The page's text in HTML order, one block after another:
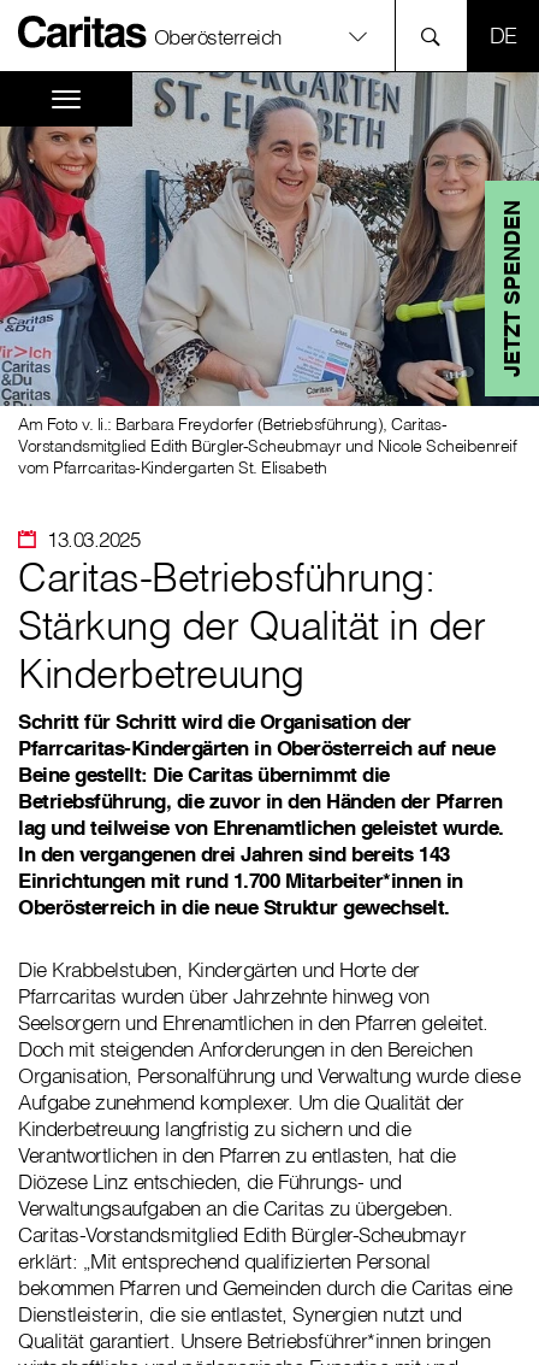
Oberösterreich
JETZT SPENDEN
13.03.2025
Am Foto v. li.: Barbara Freydorfer (Betriebsführung), Caritas-
Vorstandsmitglied Edith Bürgler-Scheubmayr und Nicole Scheibenreif
vom Pfarrcaritas-Kindergarten St. Elisabeth
Caritas-Betriebsführung:
Stärkung der Qualität in der
Kinderbetreuung
Schritt für Schritt wird die Organisation der
Pfarrcaritas-Kindergärten in Oberösterreich auf neue
Beine gestellt: Die Caritas übernimmt die
Betriebsführung, die zuvor in den Händen der Pfarren
lag und teilweise von Ehrenamtlichen geleistet wurde.
In den vergangenen drei Jahren sind bereits 143
Einrichtungen mit rund 1.700 Mitarbeiter*innen in
Oberösterreich in die neue Struktur gewechselt.
Die Krabbelstuben, Kindergärten und Horte der
Pfarrcaritas wurden über Jahrzehnte hinweg von
Seelsorgern und Ehrenamtlichen in den Pfarren geleitet.
Doch mit steigenden Anforderungen in den Bereichen
Organisation, Personalführung und Verwaltung wurde diese
Aufgabe zunehmend komplexer. Um die Qualität der
Kinderbetreuung langfristig zu sichern und die
Verantwortlichen in den Pfarren zu entlasten, hat die
Diözese Linz entschieden, die Führungs- und
Verwaltungsaufgaben an die Caritas zu übergeben.
Caritas-Vorstandsmitglied Edith Bürgler-Scheubmayr
erklärt: „Mit entsprechend qualifizierten Personal
bekommen Pfarren und Gemeinden durch die Caritas eine
Dienstleisterin, die sie entlastet, Synergien nutzt und
Qualität garantiert. Unsere Betriebsführer*innen bringen